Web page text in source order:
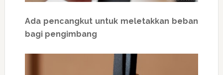
Ada pencangkut untuk meletakkan beban
bagi pengimbang